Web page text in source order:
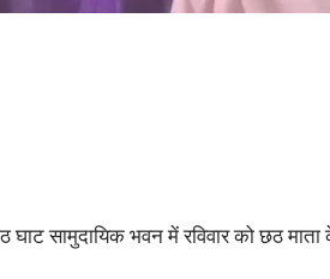
घाट सामुदायिक भवन में रविवार को छठ